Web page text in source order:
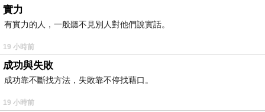
也要讓人民看得見程序值得相信。選舉不是單純計算多
數，還包括一套可被檢查、可被追問、可被修正的公共程
序。當錯誤發生，制度要做的是要把錯誤如何發生、誰負
責、如何補救、日後如何避免，清楚攤開。否則，信任會
被一次含糊的回應慢慢磨穿。
一張選票本身很輕，但它承載的東西很重，承載著一個人
實力
有實力的人，一般聽不見別人對他們說實話。
19 小時前
成功與失敗
成功靠不斷找方法，失敗靠不停找藉口。
19 小時前